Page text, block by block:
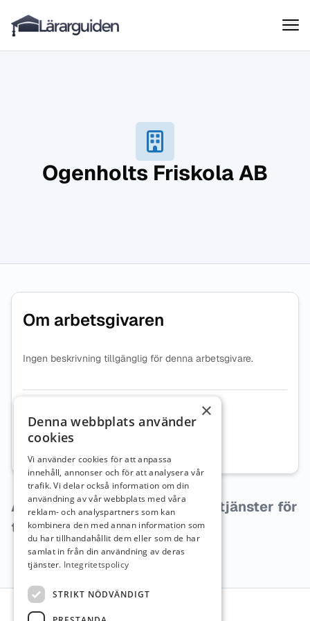
Hoppa till innehåll
Lärarguiden
Ogenholts Friskola AB
Om arbetsgivaren
Ingen beskrivning tillgänglig för denna arbetsgivare.
5565533873
Webbplats
Arbetsgivaren har inga lediga tjänster för
tillfället.
Sidfot
×
Denna webbplats använder
cookies
Vi använder cookies för att anpassa
innehåll, annonser och för att analysera vår
trafik. Vi delar också information om din
användning av vår webbplats med våra
reklam- och analyspartners som kan
kombinera den med annan information som
du har tillhandahållit dem eller som de har
samlat in från din användning av deras
tjänster. Integritetspolicy
STRIKT NÖDVÄNDIGT